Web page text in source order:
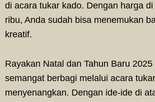
di acara tukar kado. Dengan harga
ribu, Anda sudah bisa menemukan
kreatif.
Rayakan Natal dan Tahun Baru 2025
semangat berbagi melalui acara
menyenangkan. Dengan ide-ide di